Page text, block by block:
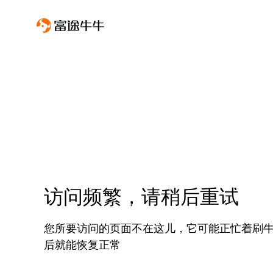
访问频繁，请稍后重试
您所要访问的页面不在这儿，它可能正忙着刷
后就能恢复正常